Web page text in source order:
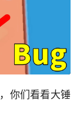
你们看看大锤